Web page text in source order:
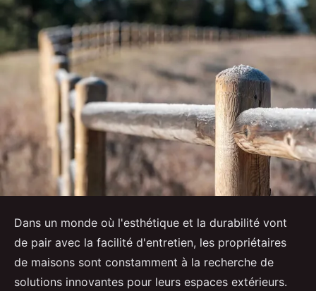
Dans un monde où l'esthétique et la durabilité vont
de pair avec la facilité d'entretien, les propriétaires
de maisons sont constamment à la recherche de
solutions innovantes pour leurs espaces extérieurs.